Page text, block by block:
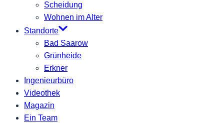
Scheidung
Wohnen im Alter
Standorte
Bad Saarow
Grünheide
Erkner
Ingenieurbüro
Videothek
Magazin
Ein Team